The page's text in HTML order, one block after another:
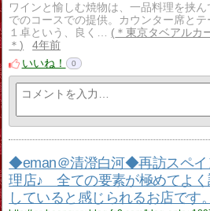
ワインと愉しむ焼物は、一品料理を挟ん
でのコースでの提供。カウンター席とテ
１卓という、良く…
＊東京タベアルカ
＊
4年前
いいね！
0
◆eman＠清澄白河◆再訪スペイ
理店♪ 全ての要素が極めてよく
していると感じられるお店です。